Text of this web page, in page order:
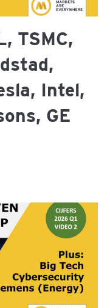
TSMC,
Intel,
GE